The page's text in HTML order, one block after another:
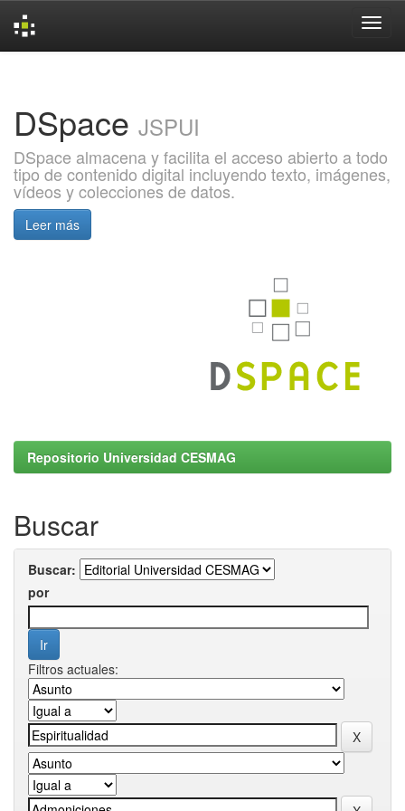
DSpace JSPUI
DSpace almacena y facilita el acceso abierto a todo
tipo de contenido digital incluyendo texto, imágenes,
vídeos y colecciones de datos.
Leer más
Repositorio Universidad CESMAG
Buscar
Buscar:
por
Filtros actuales: